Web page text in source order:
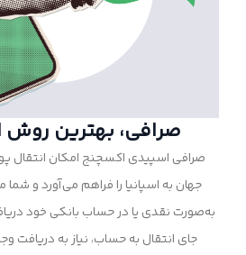
صرافی، بهترین روش
صرافی اسپیدی اکسچنج امکان انتقال
جهان به اسپانیا را فراهم می‌آورد و شما
به‌صورت نقدی یا در حساب بانکی خود
جای انتقال به حساب، نیاز به دریافت